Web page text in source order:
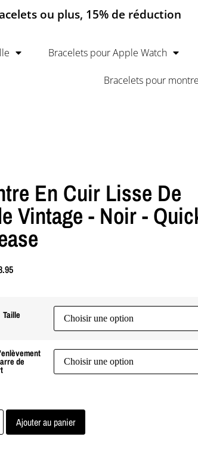
ou plus, 15% de réduction
Bracelets pour Apple Watch
Bracelets pour
En Cuir Lisse De
Vintage - Noir -
Taille
de
Ajouter au panier